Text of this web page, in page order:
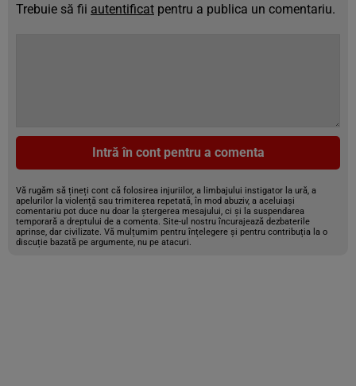
Trebuie să fii autentificat pentru a publica un comentariu.
Intră în cont pentru a comenta
Vă rugăm să țineți cont că folosirea injuriilor, a limbajului instigator la ură, a
apelurilor la violență sau trimiterea repetată, în mod abuziv, a aceluiași
comentariu pot duce nu doar la ștergerea mesajului, ci și la suspendarea
temporară a dreptului de a comenta. Site-ul nostru încurajează dezbaterile
aprinse, dar civilizate. Vă mulțumim pentru înțelegere și pentru contribuția la o
discuție bazată pe argumente, nu pe atacuri.